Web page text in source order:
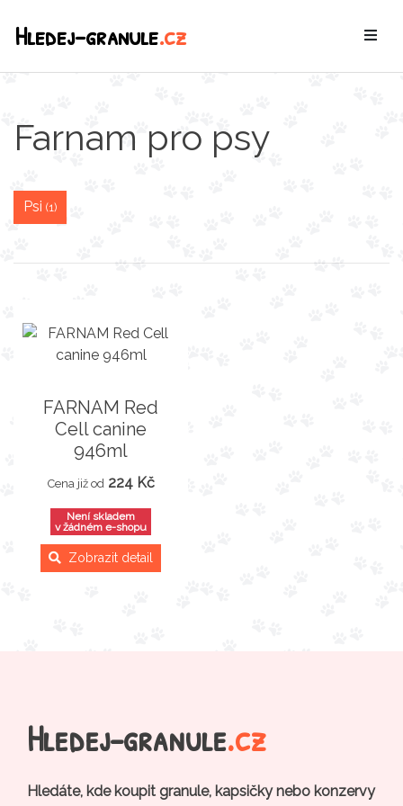
Hledej-granule.cz
Farnam pro psy
Psi (1)
FARNAM Red
Cell canine
946ml
Cena již od 224 Kč
Není skladem
v žádném e-shopu
Zobrazit detail
Hledej-granule.cz
Hledáte, kde koupit granule, kapsičky nebo konzervy